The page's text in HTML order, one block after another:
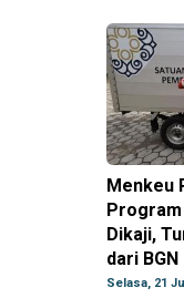
Menkeu
Program
Dikaji,
dari BGN
Selasa, 21